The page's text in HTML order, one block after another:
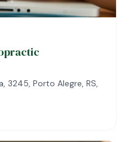
3245, Porto Alegre, RS,